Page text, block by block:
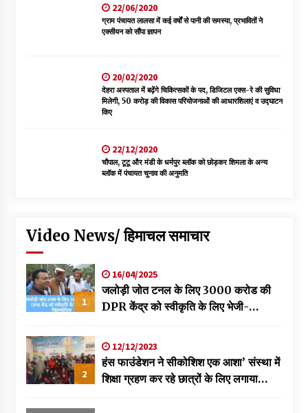
22/06/2020
ग्राम पंचायत लालसा में कई वर्षों से पानी की समस्या, प्रभावितों ने
एक्सीयन को सौंपा ज्ञापन
20/02/2020
देहरा अस्पताल में बढ़ेंगे चिकित्सकों के पद, डिजिटल एक्स-रे की सुविधा
मिलेगी, 50 करोड़ की विकास परियोजनाओं की आधारशिलाएं व उद्घाटन
किए
22/12/2020
चौपाल, टूटू और मंडी के धर्मपुर ब्लॉक को छोड़कर शिमला के अन्य
ब्लॉक में पंचायत चुनाव की अनुमति
Video News/ हिमाचल समाचार
1
16/04/2025
जलोड़ी जोत टनल के लिए 3000 करोड की
DPR केंद्र को स्वीकृति के लिए भेजी-
2
12/12/2023
हंस फाउंडेशन ने सीकोशिश एक आशा’ संस्था में
शिक्षा ग्रहण कर रहे छात्रों के लिए लगाया